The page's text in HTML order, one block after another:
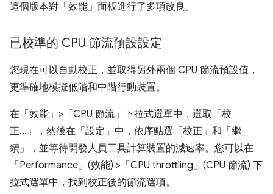
這個版本對「效能」 面板進行了多項改良。
已校準的 CPU 節流預設設定
您現在可以自動校正，並取得另外兩個 CPU 節流預設值，
更準確地模擬低階和中階行動裝置。
在「效能」>「CPU 節流」 下拉式選單中，選取「校
正...」
，然後在「設定」 中，依序點選「校正」 和「繼
續」
，並等待開發人員工具計算裝置的減速率。您可以在
「Performance」(效能) >「CPU throttling」(CPU 節流) 下
拉式選單中，找到校正後的節流選項。